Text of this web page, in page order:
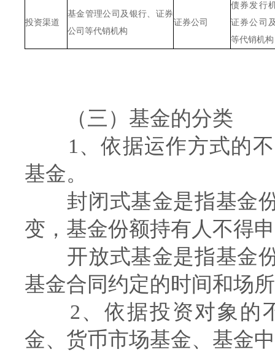
投资渠道
基金管理公司及银行、证券
公司等代销机构
证券公司
债券发行
证券公司
等代销机构
（三）基金的分类
1、依据运作方式的不
基金。
封闭式基金是指基金份
变，基金份额持有人不得
开放式基金是指基金份
基金合同约定的时间和场
2、依据投资对象的不
金、货币市场基金、基金